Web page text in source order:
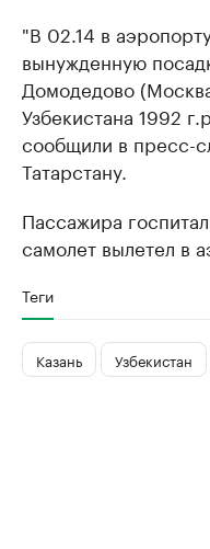
"В 02.14 в
вынужденную
Домодедово
Узбекистана 1992
сообщили в пресс-
Татарстану.
Пассажира
самолет вылетел в
Теги
Казань Узбекистан